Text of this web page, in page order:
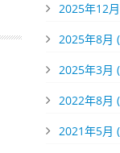
2025年12
2025年8月
2025年3月
2022年8月
2021年5月